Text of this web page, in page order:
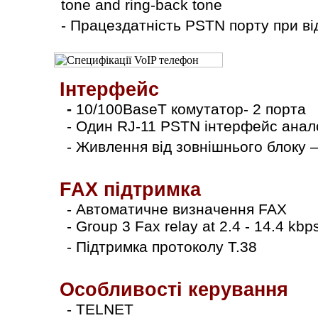
tone and rіng-back tone
- Працездатність PSTN порту при
Інтерфейс
- 10/100BaseT комутатор- 2 порта
- Один RJ-11 PSTN інтерфейс
- Живлення від зовнішнього блоку
FAX підтримка
- Автоматичне визначення FAX
- Group 3 Fax relay at 2.4 - 14.4
- Підтримка протоколу T.38
Особливості керування
- TELNET